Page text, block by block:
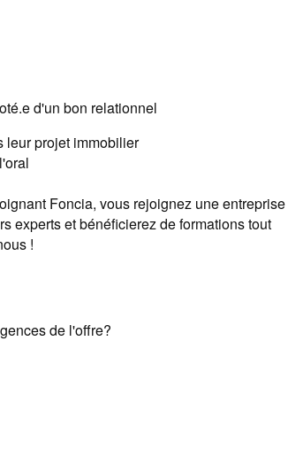
d'un bon relationnel
leur projet immobilier
Foncia, vous rejoignez une entreprise
experts et bénéficierez de formations tout
!
de l'offre?